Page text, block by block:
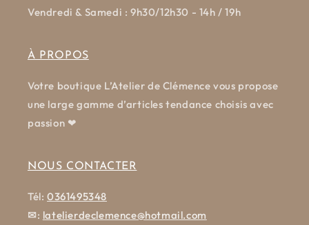
Vendredi & Samedi : 9h30/12h30 - 14h / 19h
À PROPOS
Votre boutique L’Atelier de Clémence vous propose
une large gamme d’articles tendance choisis avec
passion ❤
NOUS CONTACTER
Tél:0361495348
✉: latelierdeclemence@hotmail.com